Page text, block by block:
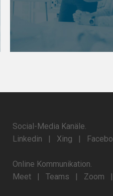
Social-Media Kanäle.
Linkedin | Xing |
Online Kommunikation.
Meet | Teams | Zoom